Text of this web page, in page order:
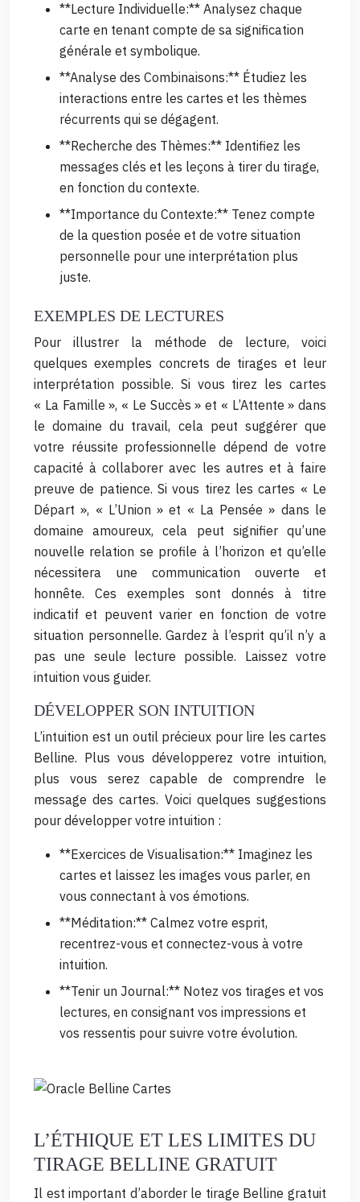
**Lecture Individuelle:** Analysez chaque
carte en tenant compte de sa signification
générale et symbolique.
**Analyse des Combinaisons:** Étudiez les
interactions entre les cartes et les thèmes
récurrents qui se dégagent.
**Recherche des Thèmes:** Identifiez les
messages clés et les leçons à tirer du tirage,
en fonction du contexte.
**Importance du Contexte:** Tenez compte
de la question posée et de votre situation
personnelle pour une interprétation plus
juste.
EXEMPLES DE LECTURES
Pour illustrer la méthode de lecture, voici
quelques exemples concrets de tirages et leur
interprétation possible. Si vous tirez les cartes
« La Famille », « Le Succès » et « L’Attente » dans
le domaine du travail, cela peut suggérer que
votre réussite professionnelle dépend de votre
capacité à collaborer avec les autres et à faire
preuve de patience. Si vous tirez les cartes « Le
Départ », « L’Union » et « La Pensée » dans le
domaine amoureux, cela peut signifier qu’une
nouvelle relation se profile à l’horizon et qu’elle
nécessitera une communication ouverte et
honnête. Ces exemples sont donnés à titre
indicatif et peuvent varier en fonction de votre
situation personnelle. Gardez à l’esprit qu’il n’y a
pas une seule lecture possible. Laissez votre
intuition vous guider.
DÉVELOPPER SON INTUITION
L’intuition est un outil précieux pour lire les cartes
Belline. Plus vous développerez votre intuition,
plus vous serez capable de comprendre le
message des cartes. Voici quelques suggestions
pour développer votre intuition :
**Exercices de Visualisation:** Imaginez les
cartes et laissez les images vous parler, en
vous connectant à vos émotions.
**Méditation:** Calmez votre esprit,
recentrez-vous et connectez-vous à votre
intuition.
**Tenir un Journal:** Notez vos tirages et vos
lectures, en consignant vos impressions et
vos ressentis pour suivre votre évolution.
L’ÉTHIQUE ET LES LIMITES DU
TIRAGE BELLINE GRATUIT
Il est important d’aborder le tirage Belline gratuit